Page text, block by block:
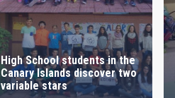
High School students in the
Canary Islands discover two
variable stars